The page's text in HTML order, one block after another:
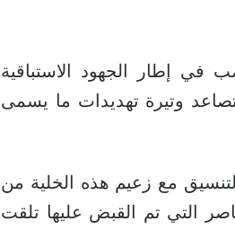
في إطار الجهود الاستباقية
وتيرة تهديدات ما يسمى
مع زعيم هذه الخلية من
التي تم القبض عليها تلقت